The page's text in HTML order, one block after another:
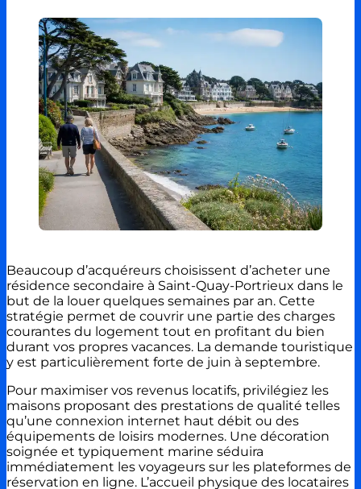
Beaucoup d’acquéreurs choisissent d’acheter une
résidence secondaire à Saint-Quay-Portrieux dans le
but de la louer quelques semaines par an. Cette
stratégie permet de couvrir une partie des charges
courantes du logement tout en profitant du bien
durant vos propres vacances. La demande touristique
y est particulièrement forte de juin à septembre.
Pour maximiser vos revenus locatifs, privilégiez les
maisons proposant des prestations de qualité telles
qu’une connexion internet haut débit ou des
équipements de loisirs modernes. Une décoration
soignée et typiquement marine séduira
immédiatement les voyageurs sur les plateformes de
réservation en ligne. L’accueil physique des locataires